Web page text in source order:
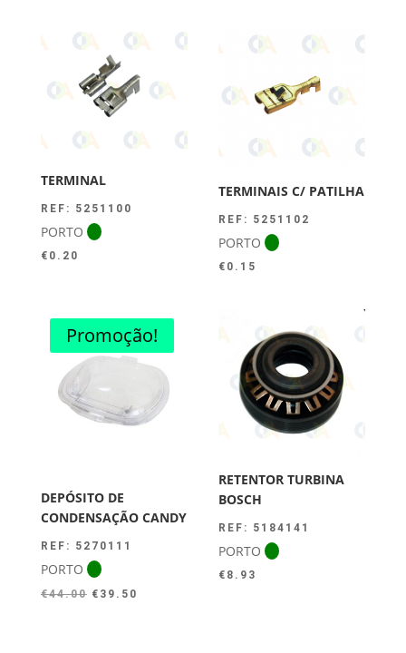
TERMINAL
REF: 5251100
PORTO
€ 0.20
TERMINAIS C/ PATILHA
REF: 5251102
PORTO
€ 0.15
Promoção!
DEPÓSITO DE
CONDENSAÇÃO CANDY
REF: 5270111
PORTO
€44.00 O
€ 39.50
RETENTOR TURBINA
BOSCH
REF: 5184141
PORTO
€ 8.93